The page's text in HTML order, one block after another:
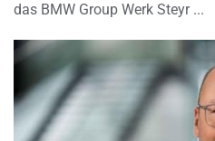
das BMW Group Werk Steyr